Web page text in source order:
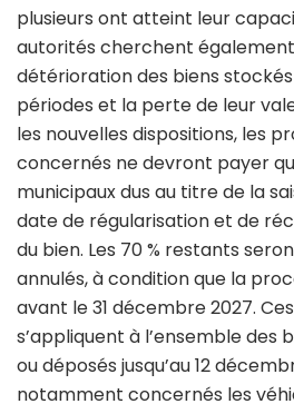
plusieurs ont atteint leur
autorités cherchent
détérioration des biens
périodes et la perte de leur
les nouvelles dispositions, les
concernés ne devront payer
municipaux dus au titre de la
date de régularisation et de
du bien. Les 70 % restants
annulés, à condition que la
avant le 31 décembre 2027.
s’appliquent à l’ensemble des
ou déposés jusqu’au 12
notamment concernés les